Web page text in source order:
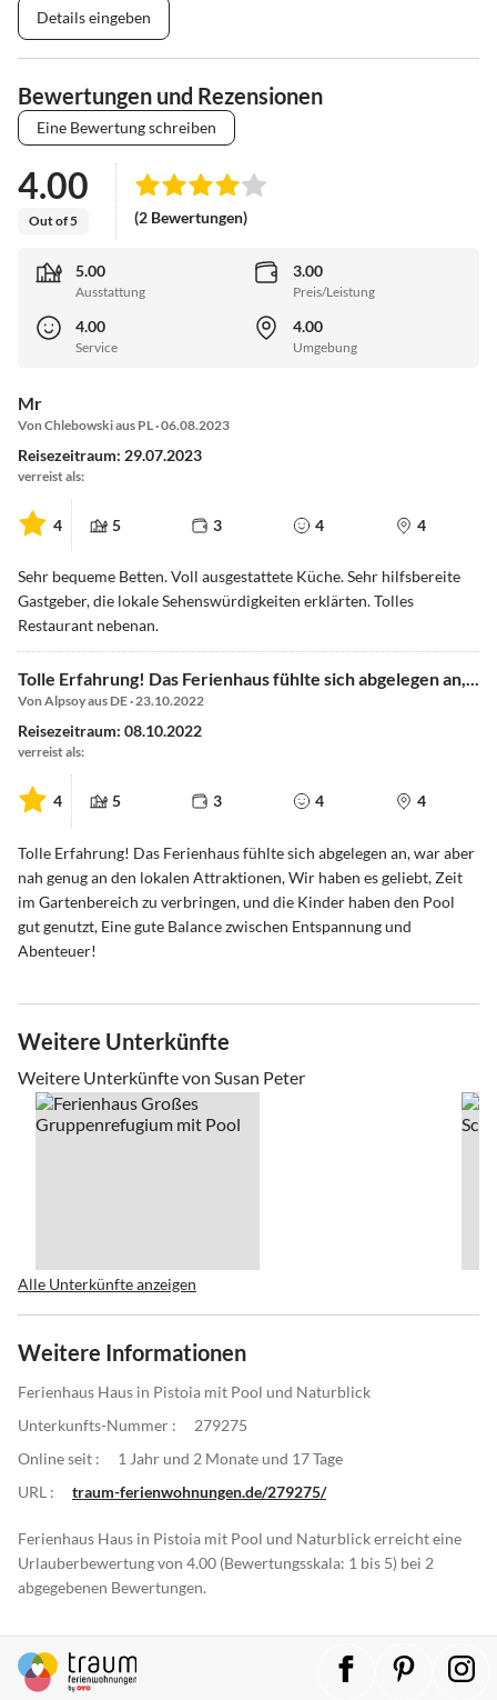
Details eingeben
Bewertungen und Rezensionen
Eine Bewertung schreiben
4.00
Out of 5 (2 Bewertungen)
5.00
Ausstattung
3.00
Preis/Leistung
4.00
Service
4.00
Umgebung
Mr
Von Chlebowski aus PL · 06.08.2023
Reisezeitraum: 29.07.2023
verreist als:
4 5 3 4 4
Sehr bequeme Betten. Voll ausgestattete Küche. Sehr hilfsbereite
Gastgeber, die lokale Sehenswürdigkeiten erklärten. Tolles
Restaurant nebenan.
Tolle Erfahrung! Das Ferienhaus fühlte sich abgelegen an,...
Von Alpsoy aus DE · 23.10.2022
Reisezeitraum: 08.10.2022
verreist als:
4 5 3 4 4
Tolle Erfahrung! Das Ferienhaus fühlte sich abgelegen an, war aber
nah genug an den lokalen Attraktionen, Wir haben es geliebt, Zeit
im Gartenbereich zu verbringen, und die Kinder haben den Pool
gut genutzt, Eine gute Balance zwischen Entspannung und
Abenteuer!
Weitere Unterkünfte
Weitere Unterkünfte von Susan Peter
Alle Unterkünfte anzeigen
Weitere Informationen
Ferienhaus Haus in Pistoia mit Pool und Naturblick
Unterkunfts-Nummer :
279275
Online seit :
1 Jahr und 2 Monate und 17 Tage
URL :
traum-ferienwohnungen.de/279275/
Ferienhaus Haus in Pistoia mit Pool und Naturblick erreicht eine
Urlauberbewertung von 4.00 (Bewertungsskala: 1 bis 5) bei 2
abgegebenen Bewertungen.